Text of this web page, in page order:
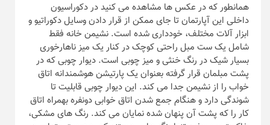
همانطور که در عکس ها مشاهده می کنید در دکوراسیون
داخلی این آپارتمان تا جای ممکن از قرار دادن وسایل دکوراتیو و
ابزار آلات مختلف، خودداری شده است. نشیمن خانه فقط
شامل یک ست مبل راحتی کوچک در کنار یک میز ناهارخوری
بسیار شیک در رنگ خنثی و میز چوبی است. دیوار چوبی که در
پشت مبلمان قرار گرفته بعنوان یک پارتیشن هوشمندانه اتاق
خواب را از نشیمن جدا می کند. این دیوار چوبی قابلیت تا
شوندگی دارد و هنگام جمع شدن اتاق خوابی دونفره بهمراه اتاق
کار را که پشت آن پنهان شده نمایان می کند. رنگ های مشکی،